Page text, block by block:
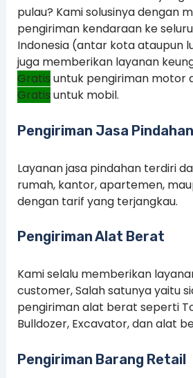
pulau? Kami solusinya dengan
pengiriman kendaraan ke
Indonesia (antar kota ataupun
juga memberikan layanan
Gratis untuk pengiriman motor
Gratis untuk mobil.
Pengiriman Jasa Pindahan
Layanan jasa pindahan terdiri
rumah, kantor, apartemen,
dengan tarif yang terjangkau.
Pengiriman Alat Berat
Kami selalu memberikan
customer, Salah satunya yaitu
pengiriman alat berat seperti
Bulldozer, Excavator, dan alat
Pengiriman Barang Retail